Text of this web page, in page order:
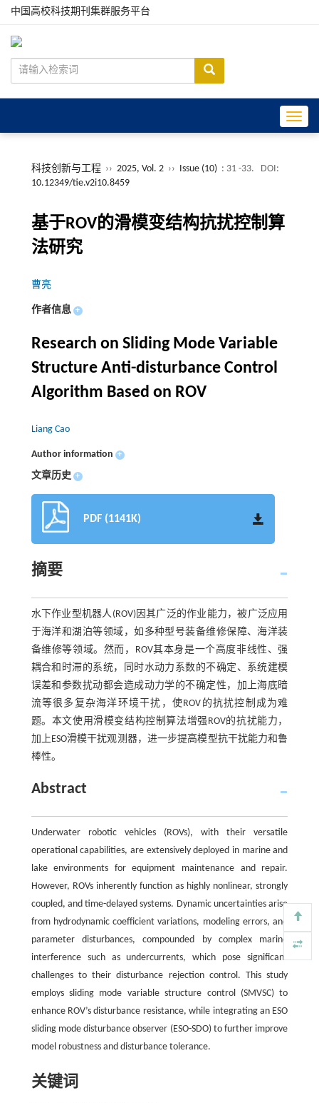
中国高校科技期刊集群服务平台
科技创新与工程 ›› 2025, Vol. 2 ›› Issue (10) : 31 -33.
DOI:
10.12349/tie.v2i10.8459
基于ROV的滑模变结构抗扰控制算
法研究
曹亮
作者信息 +
Research on Sliding Mode Variable
Structure Anti-disturbance Control
Algorithm Based on ROV
Liang Cao
Author information +
文章历史 +
PDF (1141K)
摘要
水下作业型机器人(ROV)因其广泛的作业能力，被广泛应用
于海洋和湖泊等领域，如多种型号装备维修保障、海洋装
备维修等领域。然而，ROV其本身是一个高度非线性、强
耦合和时滞的系统，同时水动力系数的不确定、系统建模
误差和参数扰动都会造成动力学的不确定性，加上海底暗
流等很多复杂海洋环境干扰，使ROV的抗扰控制成为难
题。本文使用滑模变结构控制算法增强ROV的抗扰能力，
加上ESO滑模干扰观测器，进一步提高模型抗干扰能力和鲁
棒性。
Abstract
Underwater robotic vehicles (ROVs), with their versatile
operational capabilities, are extensively deployed in marine and
lake environments for equipment maintenance and repair.
However, ROVs inherently function as highly nonlinear, strongly
coupled, and time-delayed systems. Dynamic uncertainties arise
from hydrodynamic coefficient variations, modeling errors, and
parameter disturbances, compounded by complex marine
interference such as undercurrents, which pose significant
challenges to their disturbance rejection control. This study
employs sliding mode variable structure control (SMVSC) to
enhance ROV’s disturbance resistance, while integrating an ESO
sliding mode disturbance observer (ESO-SDO) to further improve
model robustness and disturbance tolerance.
关键词